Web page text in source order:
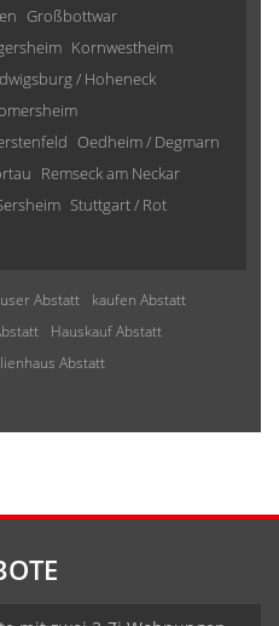
Großbottwar
Kornwestheim
/ Hoheneck
Oedheim / Degmarn
Remseck am Neckar
Stuttgart / Rot
Abstatt
kaufen Abstatt
Hauskauf Abstatt
Abstatt